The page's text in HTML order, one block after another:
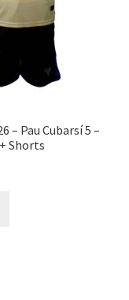
– Pau Cubarsí 5 –
Shorts